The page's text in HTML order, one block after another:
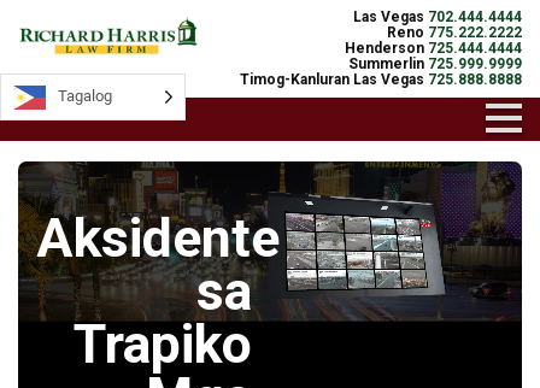
Las Vegas 702.444.4444
Reno 775.222.2222
Henderson 725.444.4444
Summerlin 725.999.9999
Timog-Kanluran Las Vegas 725.888.8888
Aksidente
sa
Trapiko
Tagalog
Tagalog